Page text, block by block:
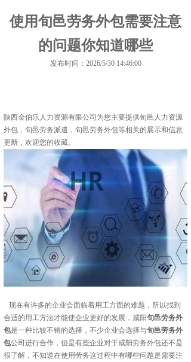
使用旬邑劳务外包需要注意
的问题你知道哪些
发布时间：2026/5/30 14:46:00
陕西金伯乐人力资源有限公司为您主要提供旬邑人力资源
外包 ，旬邑劳务派遣，旬邑劳务外包等相关的展示和信息
更新，欢迎您的收藏。
现在有许多的企业会面临着用工方面的难题，所以找到
合适的用工方法才能使企业更好的发展，咸阳旬邑劳务外
包是一种比较不错的选择，不少企业会选择与旬邑劳务外
包公司进行合作，但是有些企业对于咸阳劳务外包还不是
很了解，不知道在使用劳务这过程中有哪些问题是需要注